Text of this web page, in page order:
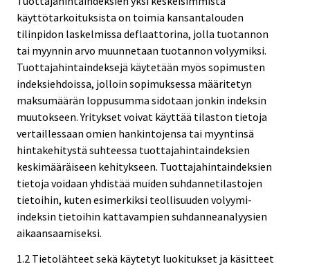
käyttötarkoituksista on toimia kansantalouden
tilinpidon laskelmissa deflaattorina, jolla tuotannon
tai myynnin arvo muunnetaan tuotannon volyymiksi.
Tuottajahintaindeksejä käytetään myös sopimusten
indeksiehdoissa, jolloin sopimuksessa määritetyn
maksumäärän loppusumma sidotaan jonkin indeksin
muutokseen. Yritykset voivat käyttää tilaston tietoja
vertaillessaan omien hankintojensa tai myyntinsä
hintakehitystä suhteessa tuottajahintaindeksien
keskimääräiseen kehitykseen. Tuottajahintaindeksien
tietoja voidaan yhdistää muiden suhdannetilastojen
tietoihin, kuten esimerkiksi teollisuuden volyymi-
indeksin tietoihin kattavampien suhdanneanalyysien
aikaansaamiseksi.
1.2 Tietolähteet sekä käytetyt luokitukset ja käsitteet